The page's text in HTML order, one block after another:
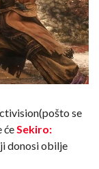
se
će Sekiro:
donosi obilje